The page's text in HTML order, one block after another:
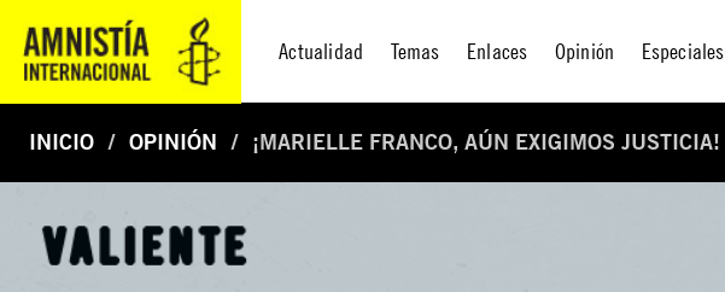
Actualidad Temas Enlaces Opinión Especiales
INICIO OPINIÓN ¡MARIELLE FRANCO, AÚN EXIGIMOS JUSTICIA!